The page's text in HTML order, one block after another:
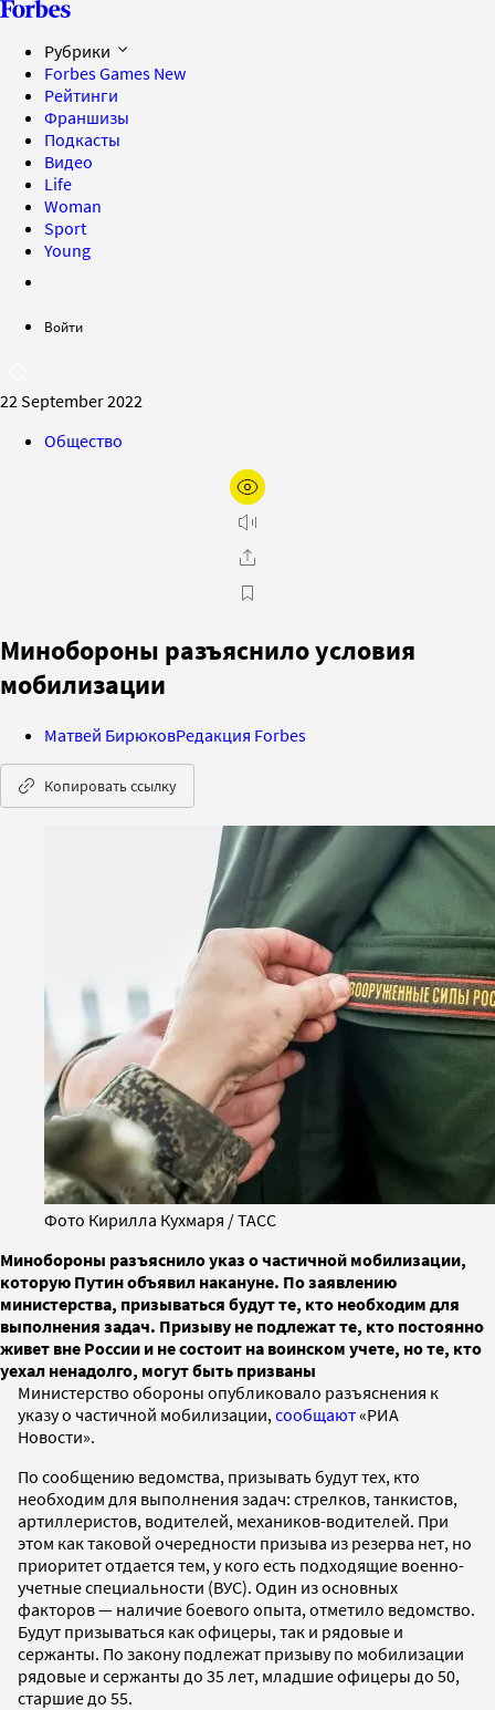
Рубрики
Forbes Games New
Рейтинги
Франшизы
Подкасты
Видео
Life
Woman
Sport
Young
Войти
22 September 2022
Общество
Минобороны разъяснило условия
мобилизации
Матвей БирюковРедакция Forbes
Копировать ссылку
Фото Кирилла Кухмаря / ТАСС
Минобороны разъяснило указ о частичной мобилизации,
которую Путин объявил накануне. По заявлению
министерства, призываться будут те, кто необходим для
выполнения задач. Призыву не подлежат те, кто постоянно
живет вне России и не состоит на воинском учете, но те, кто
уехал ненадолго, могут быть призваны
Министерство обороны опубликовало разъяснения к
указу о частичной мобилизации, сообщают«РИА
Новости».
По сообщению ведомства, призывать будут тех, кто
необходим для выполнения задач: стрелков, танкистов,
артиллеристов, водителей, механиков-водителей. При
этом как таковой очередности призыва из резерва нет, но
приоритет отдается тем, у кого есть подходящие военно-
учетные специальности (ВУС). Один из основных
факторов — наличие боевого опыта, отметило ведомство.
Будут призываться как офицеры, так и рядовые и
сержанты. По закону подлежат призыву по мобилизации
рядовые и сержанты до 35 лет, младшие офицеры до 50,
старшие до 55.